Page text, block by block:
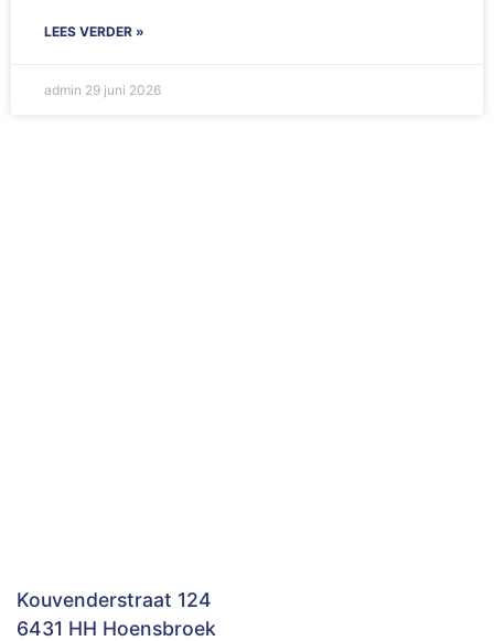
LEES VERDER »
admin 29 juni 2026
Kouvenderstraat 124
6431 HH Hoensbroek